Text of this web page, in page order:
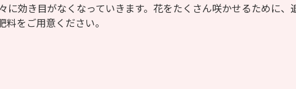
に効き目がなくなっていきます。花をたくさん咲かせるために、
をご用意ください。